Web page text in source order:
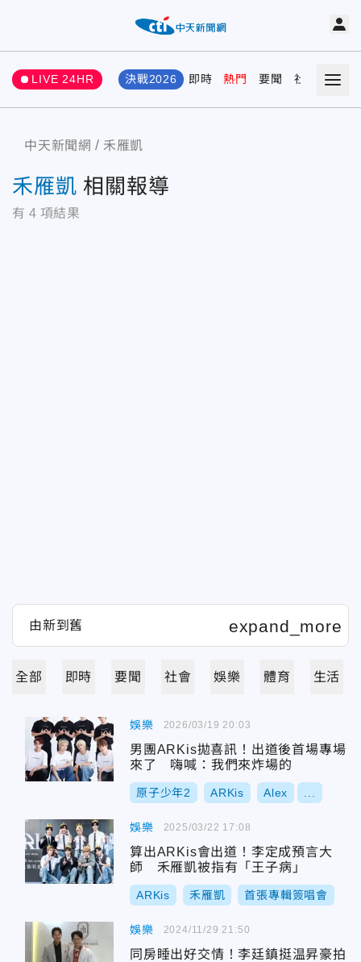
LIVE 24HR 決戰2026 即時 熱門 要聞 社會 娛樂
中天新聞網 禾雁凱
禾雁凱 相關報導
有 4 項結果
全部 即時 要聞 社會 娛樂 體育 生活
娛樂
男團ARKis拋喜訊！出道後首場專場
來了 嗨喊：我們來炸場的
原子少年2 ARKis Alex
2026/03/19 20:03
娛樂
算出ARKis會出道！李定成預言大
師 禾雁凱被指有「王子病」
ARKis 禾雁凱 首張專輯簽唱會
2025/03/22 17:08
娛樂
同房睡出好交情！李廷鎮挺温昇豪拍
2024/11/29 21:50